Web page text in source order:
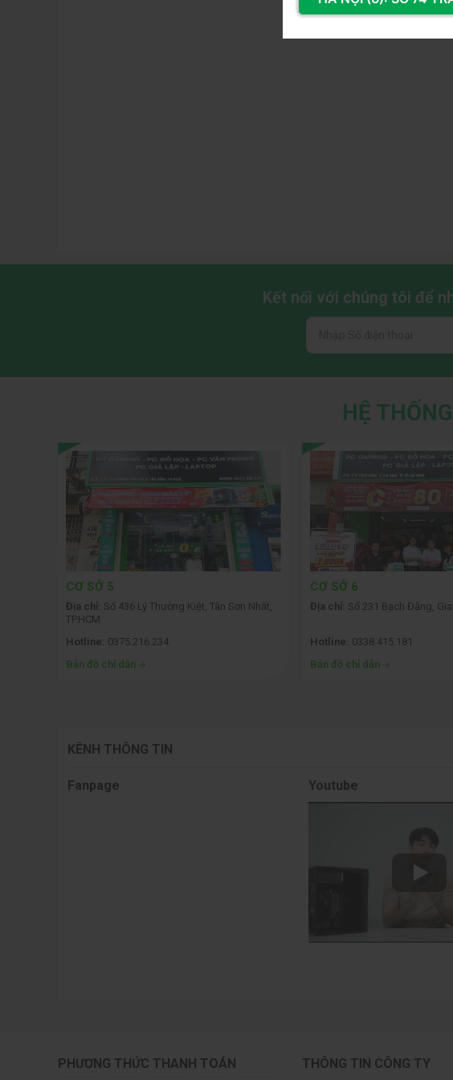
Kết nối với chúng tôi để
HỆ
CƠ SỞ 5
Địa chỉ: Số 436 Lý Thường Kiệt, Tân Sơn Nhất,
TP.HCM
Hotline: 0375.216.234
Bản đồ chỉ dẫn
CƠ SỞ 6
Địa chỉ: Số 231 Bạch Đằng,
Hotline: 0338.415.181
Bản đồ chỉ dẫn
KÊNH THÔNG TIN
Fanpage Youtube
PHƯƠNG THỨC THANH TOÁN THÔNG TIN CÔNG TY